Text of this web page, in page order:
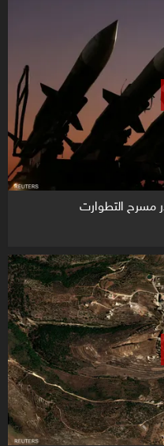
مسرح التطوارت